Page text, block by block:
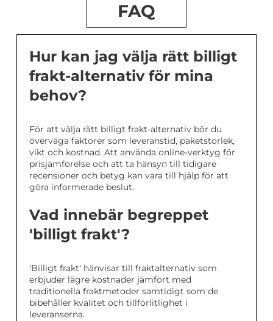
FAQ
Hur kan jag välja rätt billigt
frakt-alternativ för mina
behov?
För att välja rätt billigt frakt-alternativ bör du
överväga faktorer som leveranstid, paketstorlek,
vikt och kostnad. Att använda online-verktyg för
prisjämförelse och att ta hänsyn till tidigare
recensioner och betyg kan vara till hjälp för att
göra informerade beslut.
Vad innebär begreppet
'billigt frakt'?
'Billigt frakt' hänvisar till fraktalternativ som
erbjuder lägre kostnader jämfört med
traditionella fraktmetoder samtidigt som de
bibehåller kvalitet och tillförlitlighet i
leveranserna.